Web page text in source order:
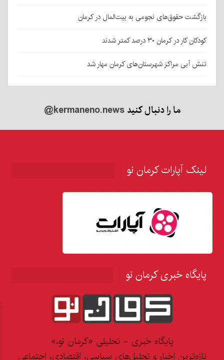
بازگشت حقوق‌های نجومی به بیت‌المال در کرمان
کودکان کار در کرمان ۳۰ درصد کمتر شدند
تنش آبی مراکز شهرستان‌های کرمان مهار شد
ما را دنبال کنید@kermaneno.news
لینک آپارات کرمان نو
پایگاه خبری کرمان نو
پایگاه خبری - تحلیلی «کرمان نو،»
تازه‌ترین اخبار و تحلیل‌های سیاسی، اقتصادی، اجتماعی